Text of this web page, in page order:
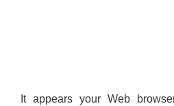
It appears your Web